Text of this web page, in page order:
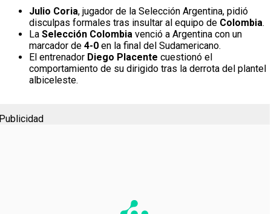
Julio Coria, jugador de la Selección Argentina, pidió
disculpas formales tras insultar al equipo de Colombia.
La Selección Colombia venció a Argentina con un
marcador de 4-0 en la final del Sudamericano.
El entrenador Diego Placente cuestionó el
comportamiento de su dirigido tras la derrota del plantel
albiceleste.